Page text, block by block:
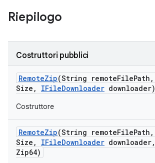
Riepilogo
Costruttori pubblici
RemoteZip(String remoteFilePath ,
Size , IFileDownloader downloader)
Costruttore
RemoteZip(String remoteFilePath ,
Size , IFileDownloader downloader,
Zip64)